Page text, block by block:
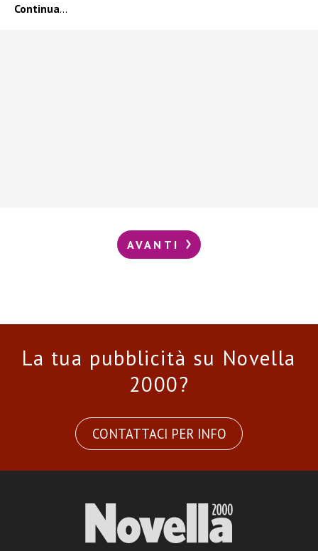
Continua…
AVANTI
La tua pubblicità su Novella
2000?
CONTATTACI PER INFO